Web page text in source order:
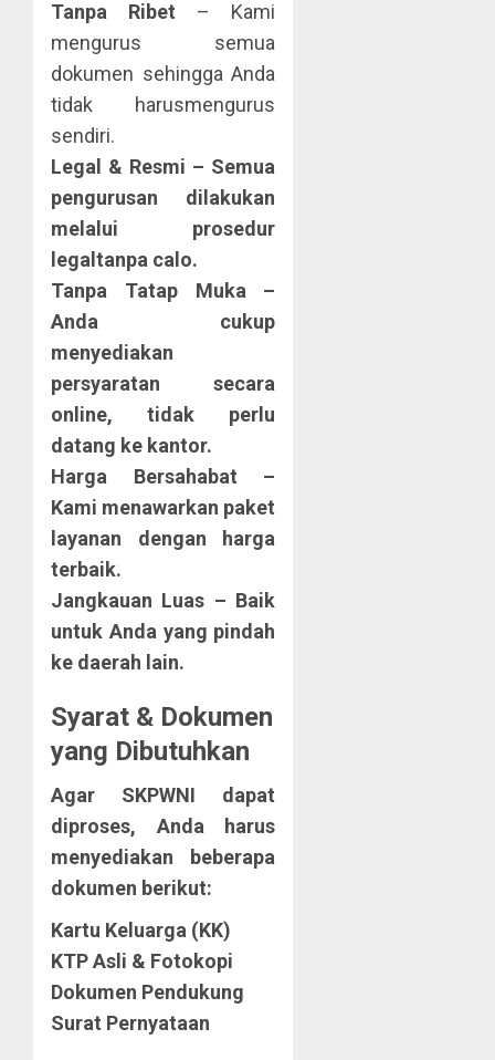
Tanpa Ribet – Kami
mengurus semua
dokumen sehingga Anda
tidak harusmengurus
sendiri.
Legal & Resmi – Semua
pengurusan dilakukan
melalui prosedur
legaltanpa calo.
Tanpa Tatap Muka –
Anda cukup
menyediakan
persyaratan secara
online, tidak perlu
datang ke kantor.
Harga Bersahabat –
Kami menawarkan paket
layanan dengan harga
terbaik.
Jangkauan Luas – Baik
untuk Anda yang pindah
ke daerah lain.
Syarat & Dokumen
yang Dibutuhkan
Agar SKPWNI dapat
diproses, Anda harus
menyediakan beberapa
dokumen berikut:
Kartu Keluarga (KK)
KTP Asli & Fotokopi
Dokumen Pendukung
Surat Pernyataan